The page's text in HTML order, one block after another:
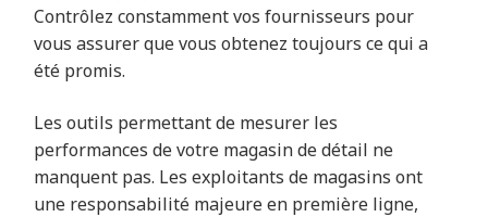
Contrôlez constamment vos fournisseurs pour
vous assurer que vous obtenez toujours ce qui a
été promis.
Les outils permettant de mesurer les
performances de votre magasin de détail ne
manquent pas. Les exploitants de magasins ont
une responsabilité majeure en première ligne,